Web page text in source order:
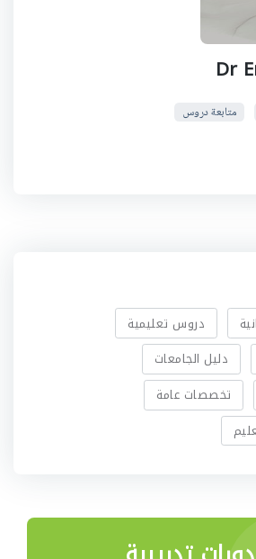
Dr
متابعة دروس
دروس تعليمية
دليل الجامعات
تخصصات عامة